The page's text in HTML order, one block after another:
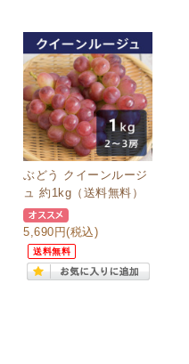
ぶどう クイーンルージ
ュ 約1kg（送料無料）
5,690円(税込)
送料無料